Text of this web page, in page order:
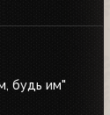
будь им"